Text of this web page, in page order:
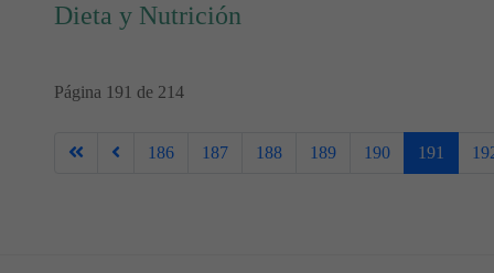
Dieta y Nutrición
Página 191 de 214
186 187 188 189 190 191